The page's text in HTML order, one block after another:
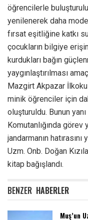
öğrencilerle
yenilenerek daha
fırsat eşitliğine katkı
çocukların bilgiye
kurdukları bağın
yaygınlaştırılması
Mazgirt Akpazar
minik öğrenciler için
oluşturuldu. Bunun
Komutanlığında
jandarmanın
Uzm. Onb. Doğan
kitap bağışlandı.
BENZER HABERLER
Muş’un